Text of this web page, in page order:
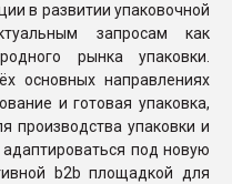
в развитии упаковочной
запросам как
рынка упаковки.
основных направлениях
и готовая упаковка,
производства упаковки и
под новую
b2b площадкой для